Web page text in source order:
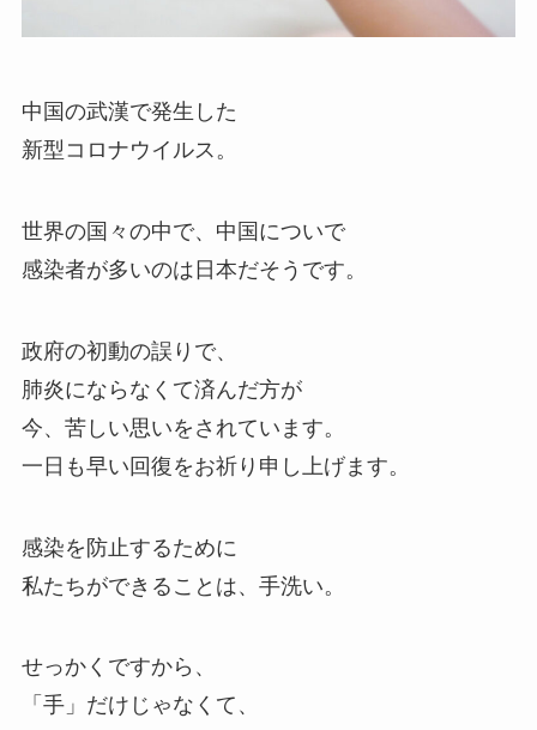
中国の武漢で発生した
新型コロナウイルス。
世界の国々の中で、中国についで
感染者が多いのは日本だそうです。
政府の初動の誤りで、
肺炎にならなくて済んだ方が
今、苦しい思いをされています。
一日も早い回復をお祈り申し上げます。
感染を防止するために
私たちができることは、手洗い。
せっかくですから、
「手」だけじゃなくて、